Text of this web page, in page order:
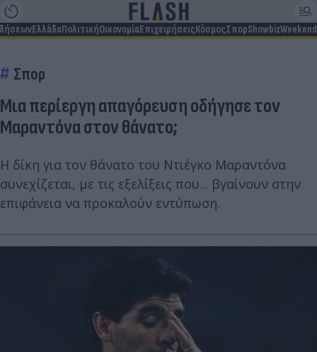
ΕλλάδαΠολιτικήΟικονομίαΕπιχειρήσειςΚόσμοςΣπορShowbizWeekend
Σπορ
Μια περίεργη απαγόρευση οδήγησε τον
Μαραντόνα στον θάνατο;
Η δίκη για τον θάνατο του Ντιέγκο Μαραντόνα
συνεχίζεται, με τις εξελίξεις που... βγαίνουν στην
επιφάνεια να προκαλούν εντύπωση.